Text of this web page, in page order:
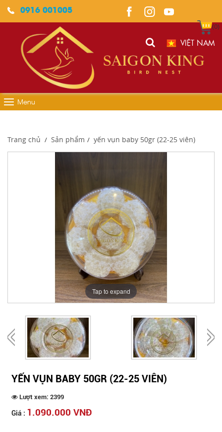
(0)
0916 001005
VIỆT NAM
Menu
Trang chủ / Sản phẩm / yến vụn baby 50gr (22-25 viên)
Tap to expand
YẾN VỤN BABY 50GR (22-25 VIÊN)
Lượt xem: 2399
Giá : 1.090.000 VNĐ